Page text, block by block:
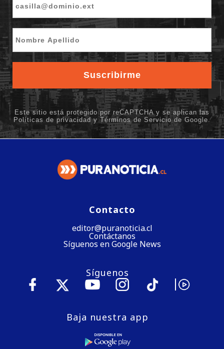
Contacto
editor@puranoticia.cl
Contáctanos
Síguenos en Google News
Síguenos
Baja nuestra app